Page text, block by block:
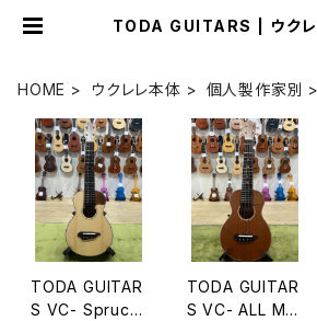
TODA GUITARS | ウクレ
HOME ウクレレ本体 個人製作家別
TODA GUITAR
S VC- Spruce
TODA GUITAR
S VC- ALL MA